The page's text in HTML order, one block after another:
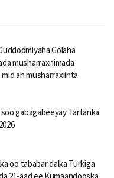
Golaha
musharraxnimada
ah musharraxiinta
gabagabeeyay Tartanka
oo tababar dalka Turkiga
21-aad ee Kumaandooska